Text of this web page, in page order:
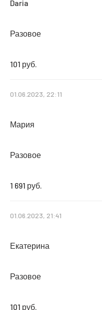
Daria
Разовое
101 руб.
01.06.2023, 22:11
Мария
Разовое
1 691 руб.
01.06.2023, 21:41
Екатерина
Разовое
101 руб.